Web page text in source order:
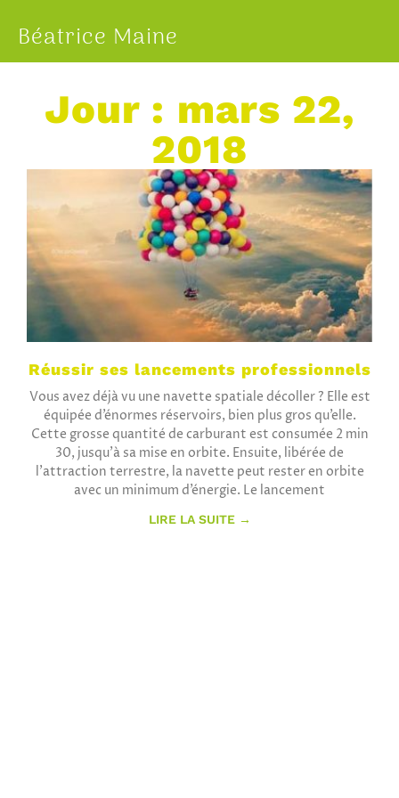
Béatrice Maine
Jour : mars 22,
2018
Réussir ses lancements professionnels
Vous avez déjà vu une navette spatiale décoller ? Elle est
équipée d’énormes réservoirs, bien plus gros qu’elle.
Cette grosse quantité de carburant est consumée 2 min
30, jusqu’à sa mise en orbite. Ensuite, libérée de
l’attraction terrestre, la navette peut rester en orbite
avec un minimum d’énergie. Le lancement
LIRE LA SUITE →